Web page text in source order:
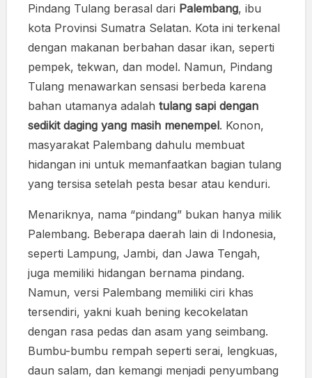
Pindang Tulang berasal dari Palembang, ibu
kota Provinsi Sumatra Selatan. Kota ini terkenal
dengan makanan berbahan dasar ikan, seperti
pempek, tekwan, dan model. Namun, Pindang
Tulang menawarkan sensasi berbeda karena
bahan utamanya adalah tulang sapi dengan
sedikit daging yang masih menempel. Konon,
masyarakat Palembang dahulu membuat
hidangan ini untuk memanfaatkan bagian tulang
yang tersisa setelah pesta besar atau kenduri.
Menariknya, nama “pindang” bukan hanya milik
Palembang. Beberapa daerah lain di Indonesia,
seperti Lampung, Jambi, dan Jawa Tengah,
juga memiliki hidangan bernama pindang.
Namun, versi Palembang memiliki ciri khas
tersendiri, yakni kuah bening kecokelatan
dengan rasa pedas dan asam yang seimbang.
Bumbu-bumbu rempah seperti serai, lengkuas,
daun salam, dan kemangi menjadi penyumbang